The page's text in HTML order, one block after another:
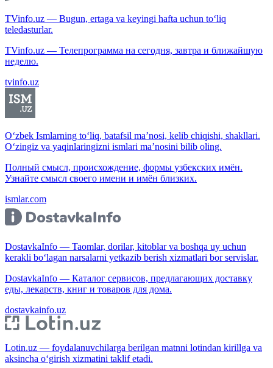
TVinfo.uz — Bugun, ertaga va keyingi hafta uchun to‘liq
teledasturlar.
TVinfo.uz — Телепрограмма на сегодня, завтра и ближайшую
неделю.
tvinfo.uz
O‘zbek Ismlarning to‘liq, batafsil ma’nosi, kelib chiqishi, shakllari.
O‘zingiz va yaqinlaringizni ismlari ma’nosini bilib oling.
Полный смысл, происхождение, формы узбекских имён.
Узнайте смысл своего имени и имён близких.
ismlar.com
DostavkaInfo — Taomlar, dorilar, kitoblar va boshqa uy uchun
kerakli bo‘lagan narsalarni yetkazib berish xizmatlari bor servislar.
DostavkaInfo — Каталог сервисов, предлагающих доставку
еды, лекарств, книг и товаров для дома.
dostavkainfo.uz
Lotin.uz — foydalanuvchilarga berilgan matnni lotindan kirillga va
aksincha o‘girish xizmatini taklif etadi.